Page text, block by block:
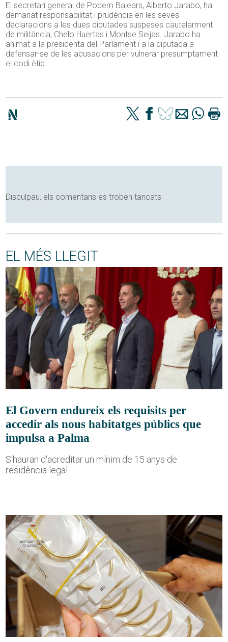
El secretari general de Podem Balears, Alberto Jarabo, ha
demanat responsabilitat i prudència en les seves
declaracions a les dues diputades suspeses cautelarment
de militància, Chelo Huertas i Montse Seijas. Jarabo ha
animat a la presidenta del Parlament i a la diputada a
defensar-se de les acusacions per vulnerar presumptament
el codi ètic.
Disculpau, els comentaris es troben tancats
EL MÉS LLEGIT
El Govern endureix els requisits per
accedir als nous habitatges públics que
impulsa a Palma
S'hauran d'acreditar un mínim de 15 anys de
residència legal